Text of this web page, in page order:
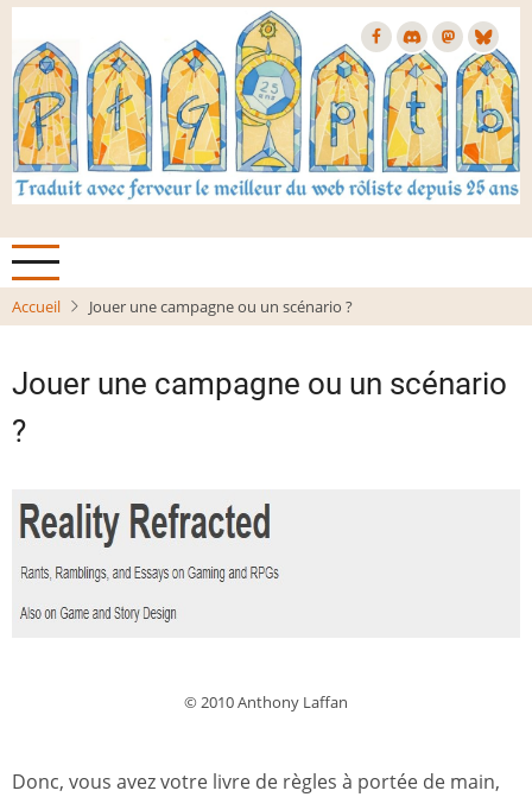
Aller
contenu
principal
Accueil Jouer une campagne ou un scénario ?
Jouer une campagne ou un scénario
?
© 2010 Anthony Laffan
Donc, vous avez votre livre de règles à portée de main,